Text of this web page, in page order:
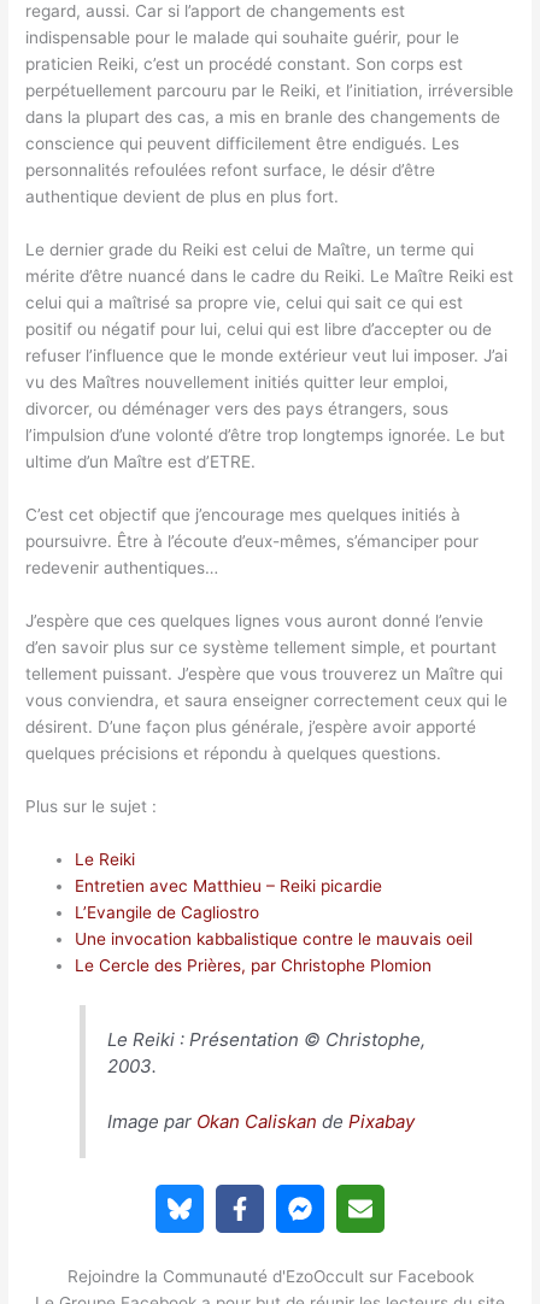
regard, aussi. Car si l’apport de changements est
indispensable pour le malade qui souhaite guérir, pour le
praticien Reiki, c’est un procédé constant. Son corps est
perpétuellement parcouru par le Reiki, et l’initiation, irréversible
dans la plupart des cas, a mis en branle des changements de
conscience qui peuvent difficilement être endigués. Les
personnalités refoulées refont surface, le désir d’être
authentique devient de plus en plus fort.
Le dernier grade du Reiki est celui de Maître, un terme qui
mérite d’être nuancé dans le cadre du Reiki. Le Maître Reiki est
celui qui a maîtrisé sa propre vie, celui qui sait ce qui est
positif ou négatif pour lui, celui qui est libre d’accepter ou de
refuser l’influence que le monde extérieur veut lui imposer. J’ai
vu des Maîtres nouvellement initiés quitter leur emploi,
divorcer, ou déménager vers des pays étrangers, sous
l’impulsion d’une volonté d’être trop longtemps ignorée. Le but
ultime d’un Maître est d’ETRE.
C’est cet objectif que j’encourage mes quelques initiés à
poursuivre. Être à l’écoute d’eux-mêmes, s’émanciper pour
redevenir authentiques…
J’espère que ces quelques lignes vous auront donné l’envie
d’en savoir plus sur ce système tellement simple, et pourtant
tellement puissant. J’espère que vous trouverez un Maître qui
vous conviendra, et saura enseigner correctement ceux qui le
désirent. D’une façon plus générale, j’espère avoir apporté
quelques précisions et répondu à quelques questions.
Plus sur le sujet :
Le Reiki
Entretien avec Matthieu – Reiki picardie
L’Evangile de Cagliostro
Une invocation kabbalistique contre le mauvais oeil
Le Cercle des Prières, par Christophe Plomion
Le Reiki : Présentation © Christophe,
2003.
Image par Okan Caliskan dePixabay
Rejoindre la Communauté d'EzoOccult sur Facebook